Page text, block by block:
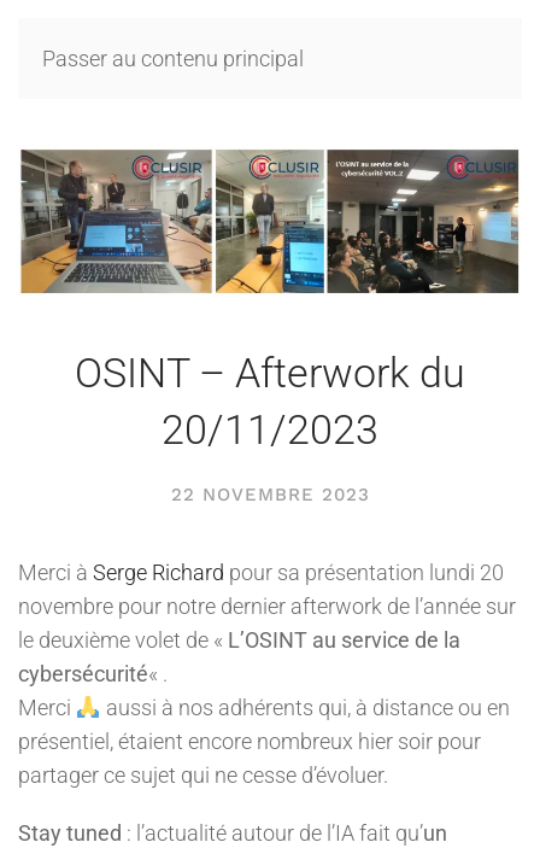
Passer au contenu principal
OSINT – Afterwork du
20/11/2023
22 NOVEMBRE 2023
Merci à Serge Richard pour sa présentation lundi 20
novembre pour notre dernier afterwork de l’année sur
le deuxième volet de « L’OSINT au service de la
cybersécurité« .
Merci
aussi à nos adhérents qui, à distance ou en
présentiel, étaient encore nombreux hier soir pour
partager ce sujet qui ne cesse d’évoluer.
Stay tuned : l’actualité autour de l’IA fait qu’un